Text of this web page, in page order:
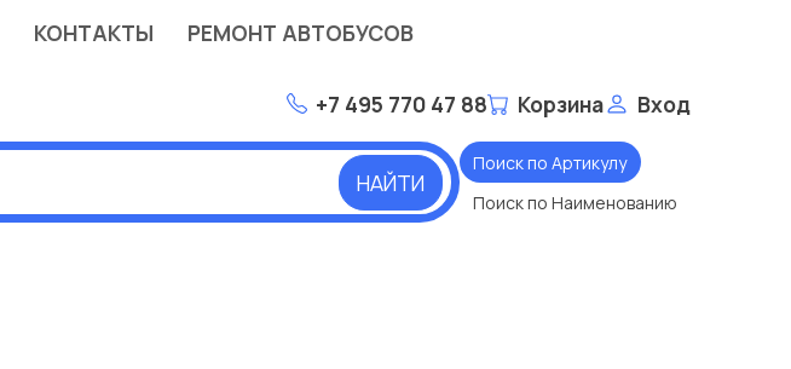
КОНТАКТЫ РЕМОНТ АВТОБУСОВ
+7 495 770 47 88 Корзина Вход
НАЙТИ
Поиск по Артикулу
Поиск по Наименованию